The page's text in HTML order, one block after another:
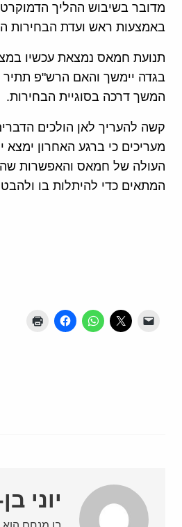
מדובר בשיבוש ההליך
באמצעות ראש ועדת הבחירות
תנועת חמאס נמצאת עכשיו
בגדה יימשך והאם הרש"פ
המשך דרכה בסוגיית הבחירות.
קשה להעריך לאן הולכים
מעריכים כי ברגע האחרון
העולה של חמאס והאפשרות
המתאים כדי להיתלות בו
יוני